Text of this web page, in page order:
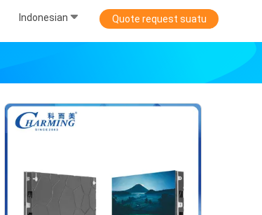
Indonesian Quote request suatu